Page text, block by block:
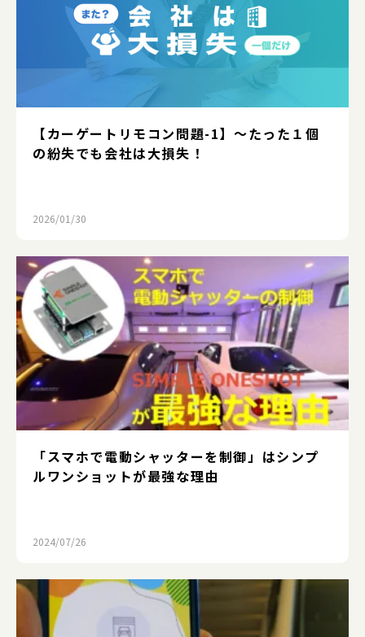
【カーゲートリモコン問題-1】～たった１個
の紛失でも会社は大損失！
2026/01/30
「スマホで電動シャッターを制御」はシンプ
ルワンショットが最強な理由
2024/07/26